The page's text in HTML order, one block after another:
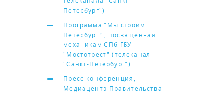
Петербург")
Программа "Мы строим
Петербург!", посвященная
механикам СПб ГБУ
"Мостотрест" (телеканал
"Санкт-Петербург")
Пресс-конференция,
Медиацентр Правительства